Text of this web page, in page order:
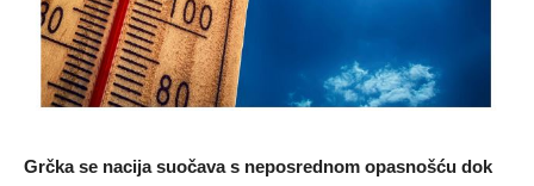
Grčka se nacija suočava s neposrednom opasnošću dok